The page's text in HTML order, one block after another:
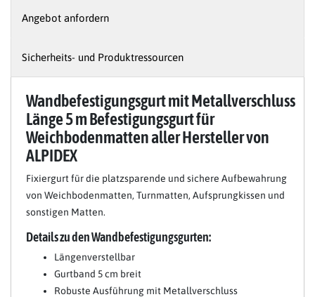
Angebot anfordern
Sicherheits- und Produktressourcen
Wandbefestigungsgurt mit Metallverschluss
Länge 5 m Befestigungsgurt für
Weichbodenmatten aller Hersteller von
ALPIDEX
Fixiergurt für die platzsparende und sichere Aufbewahrung
von Weichbodenmatten, Turnmatten, Aufsprungkissen und
sonstigen Matten.
Details zu den Wandbefestigungsgurten:
Längenverstellbar
Gurtband 5 cm breit
Robuste Ausführung mit Metallverschluss